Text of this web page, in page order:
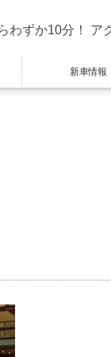
わずか10分！ ア
新車情報